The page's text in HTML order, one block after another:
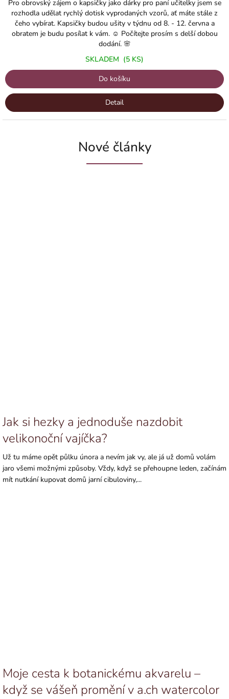
Pro obrovský zájem o kapsičky jako dárky pro paní učitelky jsem se
rozhodla udělat rychlý dotisk vyprodaných vzorů, ať máte stále z
čeho vybírat. Kapsičky budou ušity v týdnu od 8. - 12. června a
obratem je budu posílat k vám. ☺️ Počítejte prosím s delší dobou
dodání. 🌸
SKLADEM (5 KS)
Do košíku
Detail
Nové články
Jak si hezky a jednoduše nazdobit
velikonoční vajíčka?
Už tu máme opět půlku února a nevím jak vy, ale já už domů volám
jaro všemi možnými způsoby. Vždy, když se přehoupne leden, začínám
mít nutkání kupovat domů jarní cibuloviny,...
Moje cesta k botanickému akvarelu –
když se vášeň promění v a.ch watercolor